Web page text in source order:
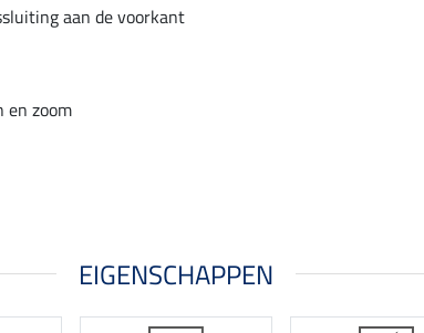
aan de voorkant
en zoom
EIGENSCHAPPEN